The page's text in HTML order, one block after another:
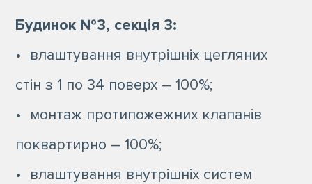
Будинок №3, секція 3:
• влаштування внутрішніх цегляних
стін з 1 по 34 поверх – 100%;
• монтаж протипожежних клапанів
поквартирно – 100%;
• влаштування внутрішніх систем